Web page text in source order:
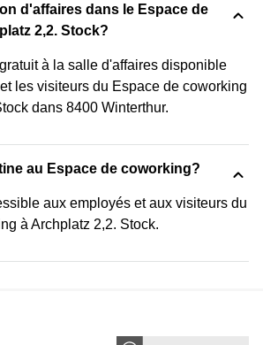
d'affaires dans le Espace de
2,2. Stock?
à la salle d'affaires disponible
les visiteurs du Espace de coworking
dans 8400 Winterthur.
au Espace de coworking?
aux employés et aux visiteurs du
à Archplatz 2,2. Stock.